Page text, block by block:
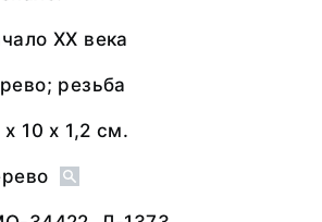
XX века
резьба
х 10 х 1,2 см.